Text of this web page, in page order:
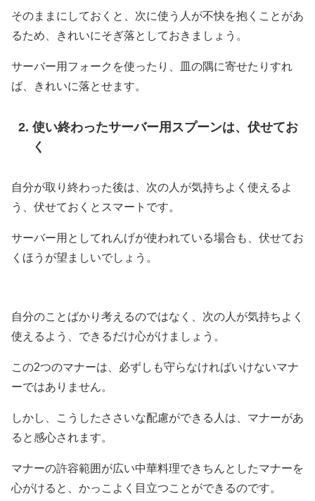
そのままにしておくと、次に使う人が不快を抱くことがあ
るため、きれいにそぎ落としておきましょう。
サーバー用フォークを使ったり、皿の隅に寄せたりすれ
ば、きれいに落とせます。
使い終わったサーバー用スプーンは、伏せてお
く
自分が取り終わった後は、次の人が気持ちよく使えるよ
う、伏せておくとスマートです。
サーバー用としてれんげが使われている場合も、伏せてお
くほうが望ましいでしょう。
自分のことばかり考えるのではなく、次の人が気持ちよく
使えるよう、できるだけ心がけましょう。
この2つのマナーは、必ずしも守らなければいけないマナ
ーではありません。
しかし、こうしたささいな配慮ができる人は、マナーがあ
ると感心されます。
マナーの許容範囲が広い中華料理できちんとしたマナーを
心がけると、かっこよく目立つことができるのです。